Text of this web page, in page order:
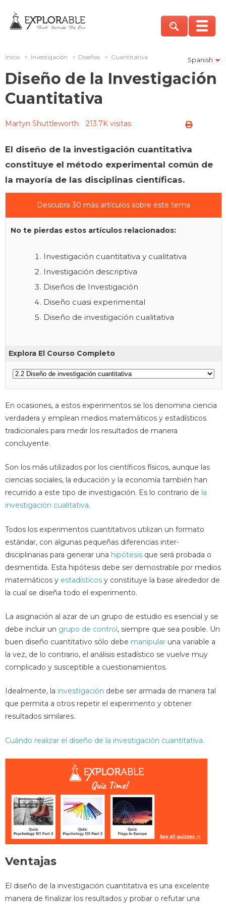
Spanish
Inicio > Investigación > Diseños > Cuantitativa
Diseño de la Investigación
Cuantitativa
Martyn Shuttleworth 213.7K visitas
El diseño de la investigación cuantitativa
constituye el método experimental común de
la mayoría de las disciplinas científicas.
Descubra 30 más artículos sobre este tema
No te pierdas estos artículos relacionados:
Investigación cuantitativa y cualitativa
Investigación descriptiva
Diseños de Investigación
Diseño cuasi experimental
Diseño de investigación cualitativa
Explora El Courso Completo
En ocasiones, a estos experimentos se los denomina ciencia
verdadera y emplean medios matemáticos y estadísticos
tradicionales para medir los resultados de manera
concluyente.
Son los más utilizados por los científicos físicos, aunque las
ciencias sociales, la educación y la economía también han
recurrido a este tipo de investigación. Es lo contrario de la
investigación cualitativa.
Todos los experimentos cuantitativos utilizan un formato
estándar, con algunas pequeñas diferencias inter-
disciplinarias para generar una hipótesis que será probada o
desmentida. Esta hipótesis debe ser demostrable por medios
matemáticos y estadísticos y constituye la base alrededor de
la cual se diseña todo el experimento.
La asignación al azar de un grupo de estudio es esencial y se
debe incluir un grupo de control, siempre que sea posible. Un
buen diseño cuantitativo sólo debe manipular una variable a
la vez, de lo contrario, el análisis estadístico se vuelve muy
complicado y susceptible a cuestionamientos.
Idealmente, la investigación debe ser armada de manera tal
que permita a otros repetir el experimento y obtener
resultados similares.
Cuándo realizar el diseño de la investigación cuantitativa.
Ventajas
El diseño de la investigación cuantitativa es una excelente
manera de finalizar los resultados y probar o refutar una